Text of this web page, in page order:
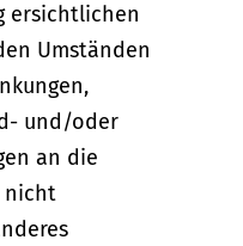
ersichtlichen
Umständen
und/oder
an die
nicht